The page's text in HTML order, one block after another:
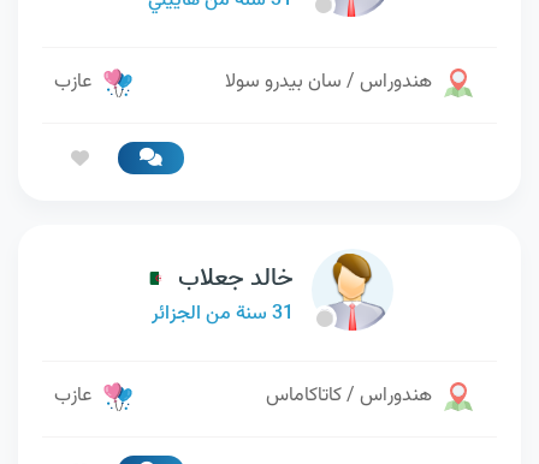
هندوراس / سان بيدرو سولا عازب
خالد جعلاب
31 سنة من الجزائر
هندوراس / كاتاكاماس عازب